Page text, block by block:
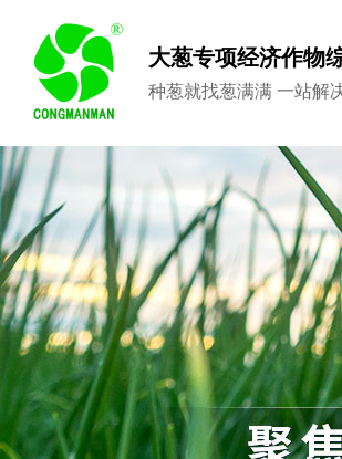
大葱专项经济作物
种葱就找葱满满 一站解